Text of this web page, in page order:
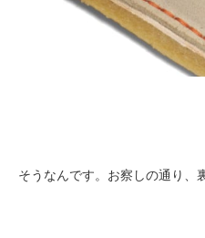
そうなんです。お察しの通り、